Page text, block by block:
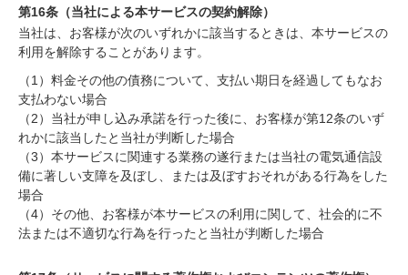
第16条（当社による本サービスの契約解除）
当社は、お客様が次のいずれかに該当するときは、本サービスの
利用を解除することがあります。
（1）料金その他の債務について、支払い期日を経過してもなお
支払わない場合
（2）当社が申し込み承諾を行った後に、お客様が第12条のいず
れかに該当したと当社が判断した場合
（3）本サービスに関連する業務の遂行または当社の電気通信設
備に著しい支障を及ぼし、または及ぼすおそれがある行為をした
場合
（4）その他、お客様が本サービスの利用に関して、社会的に不
法または不適切な行為を行ったと当社が判断した場合